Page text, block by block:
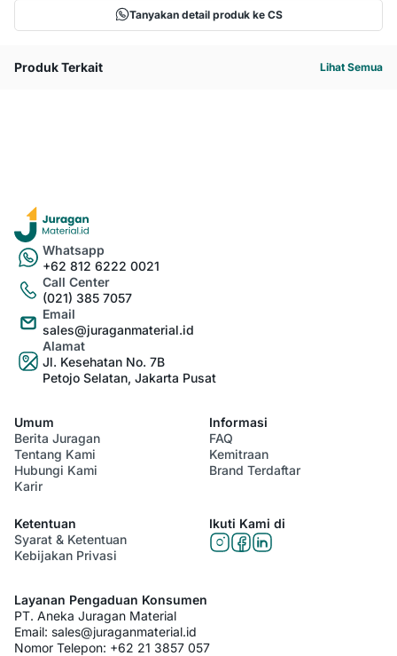
Tanyakan detail produk ke CS
Produk Terkait Lihat Semua
Whatsapp
+62 812 6222 0021
Call Center
(021) 385 7057
Email
sales@juraganmaterial.id
Alamat
Jl. Kesehatan No. 7B
Petojo Selatan, Jakarta Pusat
Umum
Berita Juragan
Tentang Kami
Hubungi Kami
Karir
Informasi
FAQ
Kemitraan
Brand Terdaftar
Ketentuan
Syarat & Ketentuan
Kebijakan Privasi
Ikuti Kami di
Layanan Pengaduan Konsumen
PT. Aneka Juragan Material
Email: sales@juraganmaterial.id
Nomor Telepon: +62 21 3857 057